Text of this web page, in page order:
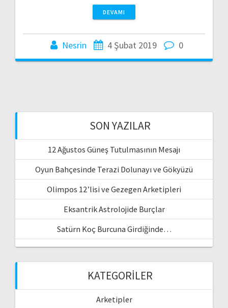
DEVAMI
Nesrin 4 Şubat 2019 0
SON YAZILAR
12 Ağustos Güneş Tutulmasının Mesajı
Oyun Bahçesinde Terazi Dolunayı ve Gökyüzü
Olimpos 12’lisi ve Gezegen Arketipleri
Eksantrik Astrolojide Burçlar
Satürn Koç Burcuna Girdiğinde…
KATEGORILER
Arketipler